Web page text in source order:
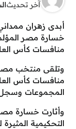
آخر تحديث
أبدى زهران
منافسات كأس العالم
وتلقى منتخب مصر
منافسات كأس
المجموعات وسجل 8
وأثارت خسارة
التحكيمية